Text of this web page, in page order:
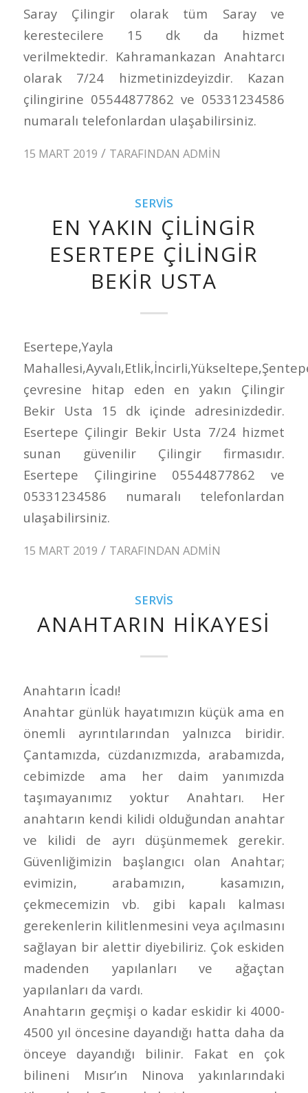
Saray Çilingir olarak tüm Saray ve
kerestecilere 15 dk da hizmet
verilmektedir. Kahramankazan Anahtarcı
olarak 7/24 hizmetinizdeyizdir. Kazan
çilingirine 05544877862 ve 05331234586
numaralı telefonlardan ulaşabilirsiniz.
15 MART 2019 / TARAFINDAN ADMIN
SERVIS
EN YAKIN ÇILINGIR
ESERTEPE ÇILINGIR
BEKIR USTA
Esertepe,Yayla
çevresine hitap eden en yakın Çilingir
Bekir Usta 15 dk içinde adresinizdedir.
Esertepe Çilingir Bekir Usta 7/24 hizmet
sunan güvenilir Çilingir firmasıdır.
Esertepe Çilingirine 05544877862 ve
05331234586 numaralı telefonlardan
ulaşabilirsiniz.
15 MART 2019 / TARAFINDAN ADMIN
SERVIS
ANAHTARIN HIKAYESI
Anahtarın İcadı!
Anahtar günlük hayatımızın küçük ama en
önemli ayrıntılarından yalnızca biridir.
Çantamızda, cüzdanızmızda, arabamızda,
cebimizde ama her daim yanımızda
taşımayanımız yoktur Anahtarı. Her
anahtarın kendi kilidi olduğundan anahtar
ve kilidi de ayrı düşünmemek gerekir.
Güvenliğimizin başlangıcı olan Anahtar;
evimizin, arabamızın, kasamızın,
çekmecemizin vb. gibi kapalı kalması
gerekenlerin kilitlenmesini veya açılmasını
sağlayan bir alettir diyebiliriz. Çok eskiden
madenden yapılanları ve ağaçtan
yapılanları da vardı.
Anahtarın geçmişi o kadar eskidir ki 4000-
4500 yıl öncesine dayandığı hatta daha da
önceye dayandığı bilinir. Fakat en çok
bilineni Mısır’ın Ninova yakınlarındaki